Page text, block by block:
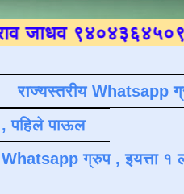
.
राज्यस्तरीय Whatsapp
, पहिले पाऊल
Whatsapp ग्रुप , इयत्ता १